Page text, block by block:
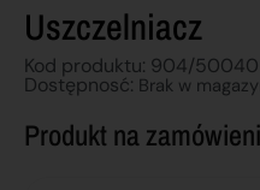
Uszczelniacz
Kod produktu: 904/50040
Dostępnosć: Brak w
Produkt na